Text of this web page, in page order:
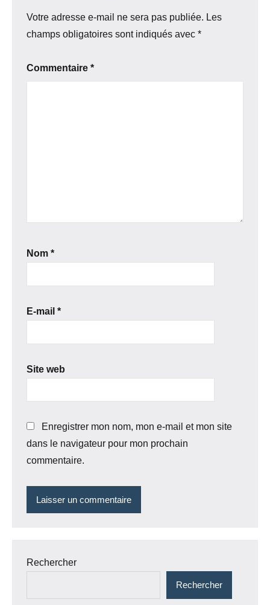
Votre adresse e-mail ne sera pas publiée. Les
champs obligatoires sont indiqués avec *
Commentaire *
Nom *
E-mail *
Site web
Enregistrer mon nom, mon e-mail et mon site
dans le navigateur pour mon prochain
commentaire.
Rechercher
Rechercher